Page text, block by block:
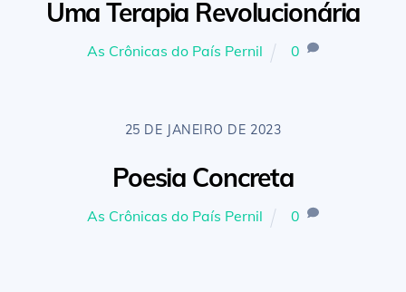
Uma Terapia Revolucionária
As Crônicas do País Pernil 0
25 DE JANEIRO DE 2023
Poesia Concreta
As Crônicas do País Pernil 0